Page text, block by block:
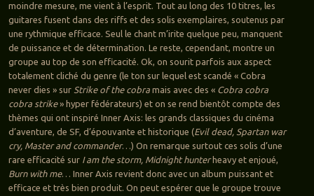
moindre mesure, me vient à l’esprit. Tout au long des 10 titres, les
guitares fusent dans des riffs et des solis exemplaires, soutenus par
une rythmique efficace. Seul le chant m’irite quelque peu, manquent
de puissance et de détermination. Le reste, cependant, montre un
groupe au top de son efficacité. Ok, on sourit parfois aux aspect
totalement cliché du genre (le ton sur lequel est scandé « Cobra
never dies » sur Strike of the cobramais avec des « Cobra cobra
cobra strike» hyper fédérateurs) et on se rend bientôt compte des
thèmes qui ont inspiré Inner Axis: les grands classiques du cinéma
d’aventure, de SF, d’épouvante et historique (Evil dead, Spartan war
cry, Master and commander…) On remarque surtout ces solis d’une
rare efficacité sur I am the storm, Midnight hunterheavy et enjoué,
Burn with me… Inner Axis revient donc avec un album puissant et
efficace et très bien produit. On peut espérer que le groupe trouve